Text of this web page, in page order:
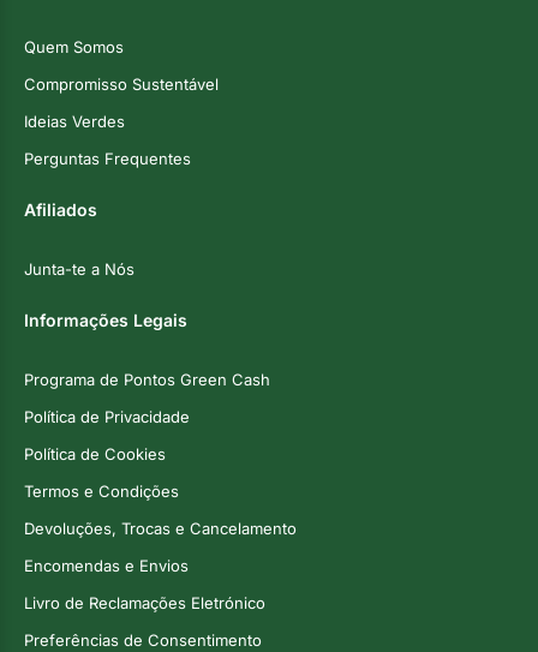
Quem Somos
Compromisso Sustentável
Ideias Verdes
Perguntas Frequentes
Afiliados
Junta-te a Nós
Informações Legais
Programa de Pontos Green Cash
Política de Privacidade
Política de Cookies
Termos e Condições
Devoluções, Trocas e Cancelamento
Encomendas e Envios
Livro de Reclamações Eletrónico
Preferências de Consentimento